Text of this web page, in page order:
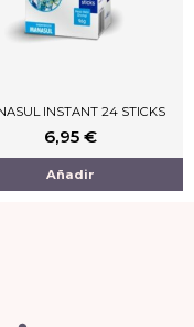
INSTANT 24 STICKS
6,95 €
Añadir